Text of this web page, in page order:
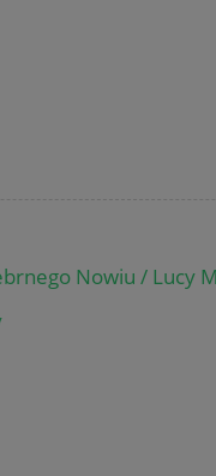
Nowiu / Lucy